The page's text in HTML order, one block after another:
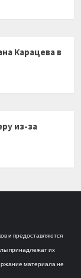
Карацева в
из-за
и предоставляются
принадлежат их
материала не